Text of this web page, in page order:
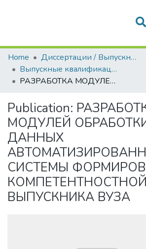
Communities &
Statistics
All of DSpace
Home
Диссертации / Выпускные квалификационные работы
Выпускные квалификационные работы
РАЗРАБОТКА МОДУЛЕЙ ОБРАБОТКИ ДАННЫХ АВТОМАТИЗИРОВАННОЙ СИСТЕМЫ ФОРМИРОВАНИЯ КОМПЕТЕНТНОСТНОЙ МОДЕЛИ ВЫПУСКНИКА ВУЗА
Publication:
МОДУЛЕЙ
ДАННЫХ
СИСТЕМЫ
ВЫПУСКНИКА ВУЗА